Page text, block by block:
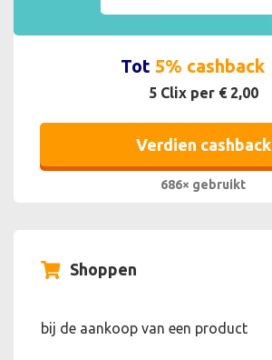
Tot 5% cashback
5 Clix per € 2,00
Verdien cashback
686× gebruikt
Shoppen
bij de aankoop van een product